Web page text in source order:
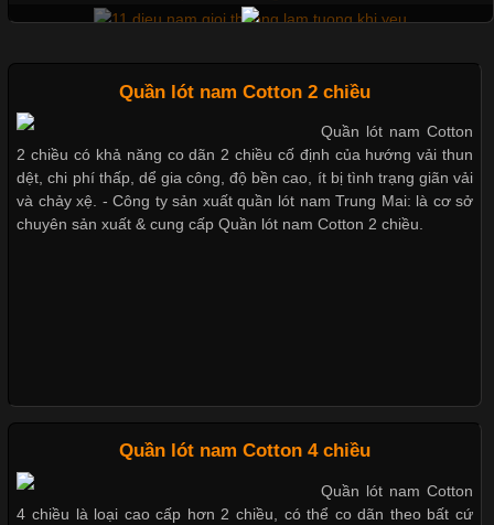
Không chỉ giúp tạo sự đồng bộ, áo thun
Chất Liệu Lycra Có Gì Đặc Biệt Trong Ngành Thời Trang?
Vải Lycra Là Gì? Chất Liệu Co Giãn Được Ưa Chuộng Trong
Chất Liệu Bamboo Xu Hướng Mới Trong Ngành Thời Trang
Cập nhật 2026-05-21 14:59:25
Thị hiều quần lót nam bơi lội nam và nữ 2017
Mẫu quần lót nam giá rẻ sốt hè 2017
Những mẩu quần lót nam thông dụng hiện nay
Quần lót nam Cotton 2 chiều
Quần lót nam Cotton
2 chiều có khả năng co dãn 2 chiều cố định của hướng vải thun
dệt, chi phí thấp, dể gia công, độ bền cao, ít bị tình trạng giãn vải
và chảy xệ. - Công ty sản xuất quần lót nam Trung Mai: là cơ sở
chuyên sản xuất & cung cấp Quần lót nam Cotton 2 chiều.
Quần lót nam Cotton 4 chiều
Quần lót nam Cotton
4 chiều là loại cao cấp hơn 2 chiều, có thể co dãn theo bất cứ